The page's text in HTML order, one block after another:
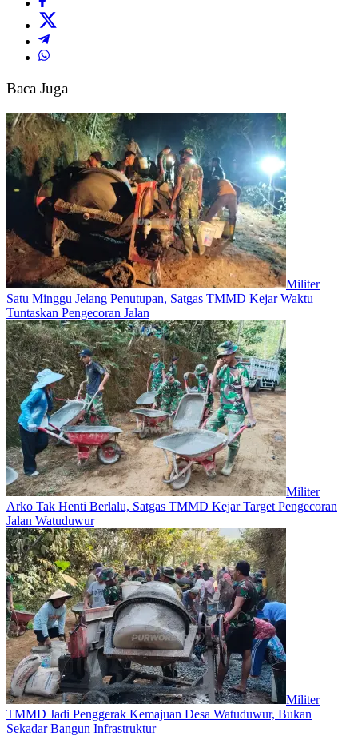
Purworejo
Terkini
terkini
Baca Juga
Militer
Satu Minggu Jelang Penutupan, Satgas TMMD Kejar Waktu
Tuntaskan Pengecoran Jalan
Militer
Arko Tak Henti Berlalu, Satgas TMMD Kejar Target Pengecoran
Jalan Watuduwur
Militer
TMMD Jadi Penggerak Kemajuan Desa Watuduwur, Bukan
Sekadar Bangun Infrastruktur